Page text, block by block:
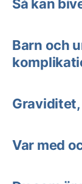
Så kan
Barn och
Var med